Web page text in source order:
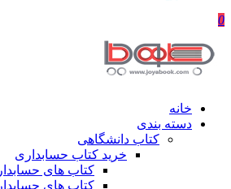
0
خانه
دسته بندی
کتاب دانشگاهی
خرید کتاب حسابداری
کتاب های
کتاب های